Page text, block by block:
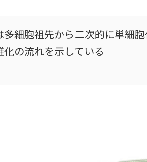
多細胞祖先から二次的に単細
の流れを示している